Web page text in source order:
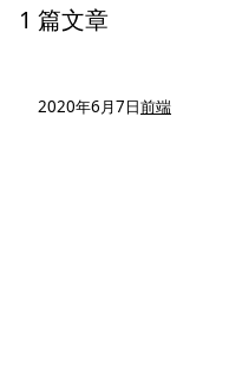
1 篇文章
2020年6月7日前端